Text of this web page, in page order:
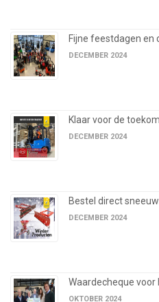
Fijne feestdagen en
DECEMBER 2024
Klaar voor de
DECEMBER 2024
Bestel direct
DECEMBER 2024
Waardecheque voor
OKTOBER 2024